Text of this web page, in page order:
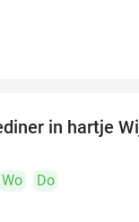
in hartje
Wo
Do